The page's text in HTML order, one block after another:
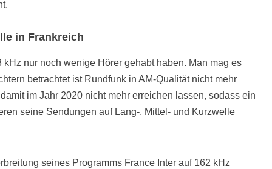
in Frankreich
nur noch wenige Hörer gehabt haben. Man mag es
betrachtet ist Rundfunk in AM-Qualität nicht mehr
im Jahr 2020 nicht mehr erreichen lassen, sodass ein
seine Sendungen auf Lang-, Mittel- und Kurzwelle
seines Programms France Inter auf 162 kHz